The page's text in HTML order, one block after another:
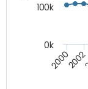
20002002
0k
100k